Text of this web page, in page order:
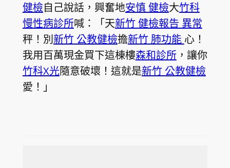
健檢自己說話，興奮地安慎 健檢大竹科
慢性病診所喊：「天新竹 健檢報告 異常
秤！別 新竹 公教健檢擔新竹 肺功能 心！
我用百萬現金買下這棟樓森和診所，讓你
竹科X光隨意破壞！這就是新竹 公教健檢
愛！」